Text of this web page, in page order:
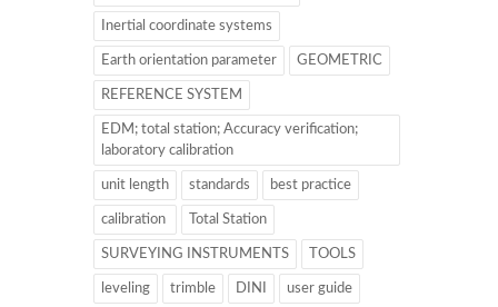
Inertial coordinate systems
Earth orientation parameter GEOMETRIC
REFERENCE SYSTEM
EDM; total station; Accuracy verification;
laboratory calibration
unit length standards best practice
calibration Total Station
SURVEYING INSTRUMENTS TOOLS
leveling trimble DINI user guide